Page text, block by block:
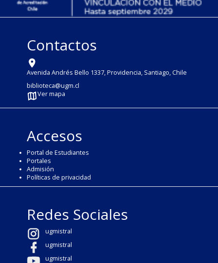
Contactos
Avenida Andrés Bello 1337, Providencia, Santiago, Chile
biblioteca@ugm.cl
Ver mapa
Accesos
Portal de Estudiantes
Portales
Admisión
Políticas de privacidad
Redes Sociales
ugmistral
ugmistral
ugmistral